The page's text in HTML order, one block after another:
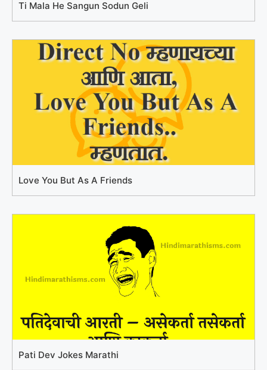
Ti Mala He Sangun Sodun Geli
Love You But As A Friends
Pati Dev Jokes Marathi